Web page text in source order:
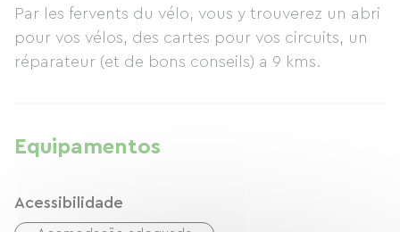
num ambiente quente e seco (com frigorífico,
fogão e água fria). Uma grande área coberta
está disponível para jogar vários jogos num
matraquilhos, dardos e muito mais.
Par les fervents du vélo, vous y trouverez un abri
pour vos vélos, des cartes pour vos circuits, un
réparateur (et de bons conseils) a 9 kms.
Equipamentos
Acessibilidade